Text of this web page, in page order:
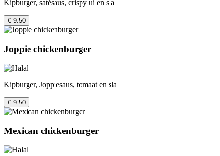
Kipburger, satésaus, crispy ui en sla
€ 9.50
Joppie chickenburger
Kipburger, Joppiesaus, tomaat en sla
€ 9.50
Mexican chickenburger